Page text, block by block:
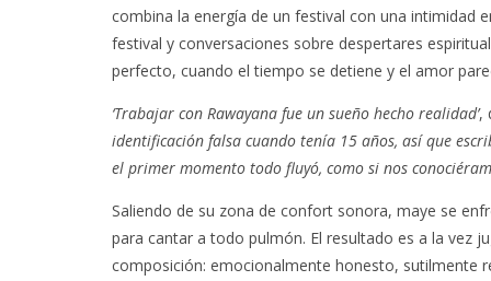
combina la energía de un festival con una intimidad
festival y conversaciones sobre despertares
perfecto, cuando el tiempo se detiene y el amor
‘Trabajar con Rawayana fue un sueño hecho realidad’,
identificación falsa cuando tenía 15 años, así que
el primer momento todo fluyó, como si nos
Saliendo de su zona de confort sonora, maye se
para cantar a todo pulmón. El resultado es a la vez
composición: emocionalmente honesto, sutilmente